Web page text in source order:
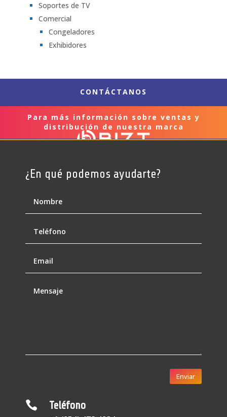
Soportes de TV
Comercial
Congeladores
Exhibidores
CONTÁCTANOS
Para más información sobre ventas y
distribución de nuestra marca
¿En qué podemos ayudarte?
Enviar
 Teléfono